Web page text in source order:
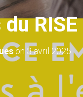
RISE
on 3 avril 2025